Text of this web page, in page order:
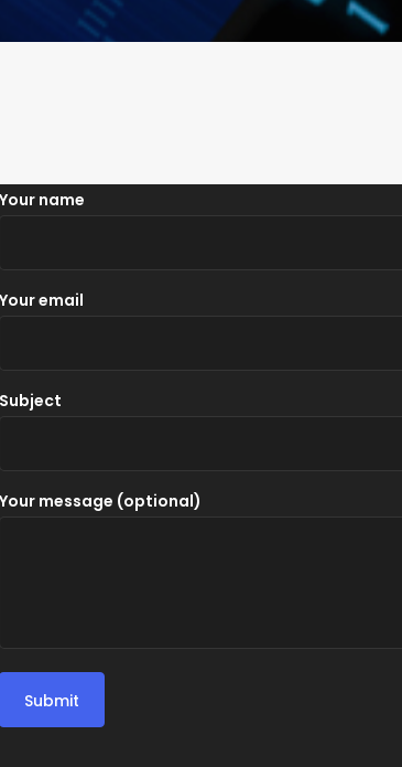
Your name
Your email
Subject
Your message (optional)